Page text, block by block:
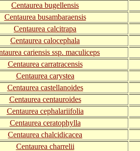
Centaurea bugellensis
Centaurea busambaraensis
Centaurea calcitrapa
Centaurea calocephala
cariensis ssp. maculiceps
Centaurea carratracensis
Centaurea carystea
Centaurea castellanoides
Centaurea centauroides
Centaurea cephalariifolia
Centaurea ceratophylla
Centaurea chalcidicacea
Centaurea charrelii